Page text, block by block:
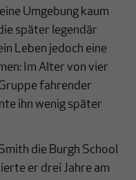
Umgebung kaum
später legendär
Leben jedoch eine
Im Alter von vier
fahrender
ihn wenig später
die Burgh School
er drei Jahre am